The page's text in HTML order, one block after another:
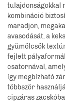
tulajdonságokkal
kombináció
maradjon,
avasodását, a
gyümölcsök
fejlett
csatornával,
így megbízható
többször
cipzáras